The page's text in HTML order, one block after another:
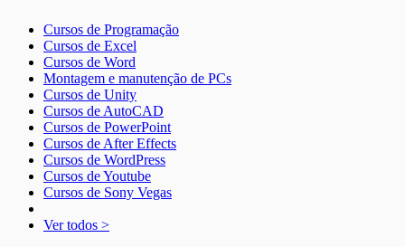
Cursos de Programação
Cursos de Excel
Cursos de Word
Montagem e manutenção de PCs
Cursos de Unity
Cursos de AutoCAD
Cursos de PowerPoint
Cursos de After Effects
Cursos de WordPress
Cursos de Youtube
Cursos de Sony Vegas
Ver todos >